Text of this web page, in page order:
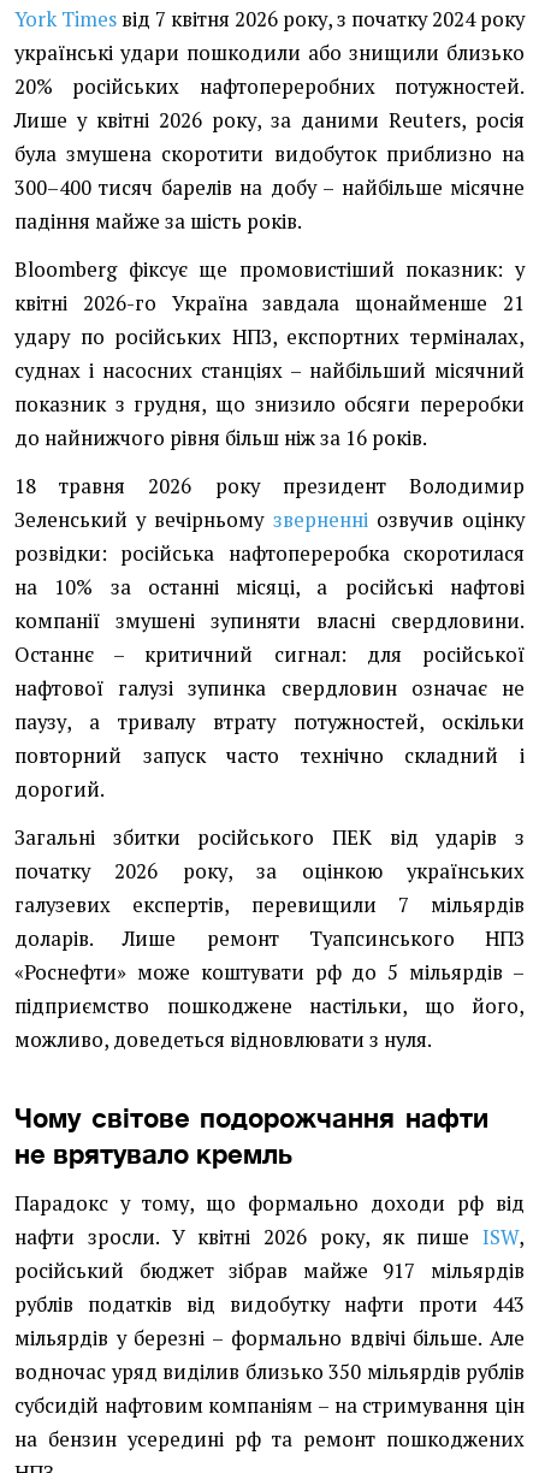
York Times від 7 квітня 2026 року, з початку 2024 року
українські удари пошкодили або знищили близько
20% російських нафтопереробних потужностей.
Лише у квітні 2026 року, за даними Reuters, росія
була змушена скоротити видобуток приблизно на
300–400 тисяч барелів на добу – найбільше місячне
падіння майже за шість років.
Bloomberg фіксує ще промовистіший показник: у
квітні 2026-го Україна завдала щонайменше 21
удару по російських НПЗ, експортних терміналах,
суднах і насосних станціях – найбільший місячний
показник з грудня, що знизило обсяги переробки
до найнижчого рівня більш ніж за 16 років.
18 травня 2026 року президент Володимир
Зеленський у вечірньому зверненніозвучив оцінку
розвідки: російська нафтопереробка скоротилася
на 10% за останні місяці, а російські нафтові
компанії змушені зупиняти власні свердловини.
Останнє – критичний сигнал: для російської
нафтової галузі зупинка свердловин означає не
паузу, а тривалу втрату потужностей, оскільки
повторний запуск часто технічно складний і
дорогий.
Загальні збитки російського ПЕК від ударів з
початку 2026 року, за оцінкою українських
галузевих експертів, перевищили 7 мільярдів
доларів. Лише ремонт Туапсинського НПЗ
«Роснефти» може коштувати рф до 5 мільярдів –
підприємство пошкоджене настільки, що його,
можливо, доведеться відновлювати з нуля.
Чому світове подорожчання нафти
не врятувало кремль
Парадокс у тому, що формально доходи рф від
нафти зросли. У квітні 2026 року, як пише ISW,
російський бюджет зібрав майже 917 мільярдів
рублів податків від видобутку нафти проти 443
мільярдів у березні – формально вдвічі більше. Але
водночас уряд виділив близько 350 мільярдів рублів
субсидій нафтовим компаніям – на стримування цін
на бензин усередині рф та ремонт пошкоджених